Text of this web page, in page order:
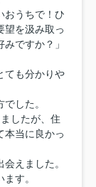
おうちで！ひ
望を汲み取っ
ですか？」
ても分かりや
した。
したが、住
本当に良かっ
えました。
す。